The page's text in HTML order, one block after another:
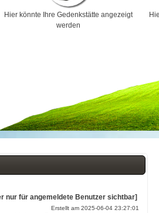
Hier könnte Ihre Gedenkstätte angezeigt
werden
nur für angemeldete Benutzer sichtbar]
Erstellt am 2025-06-04 23:27:01